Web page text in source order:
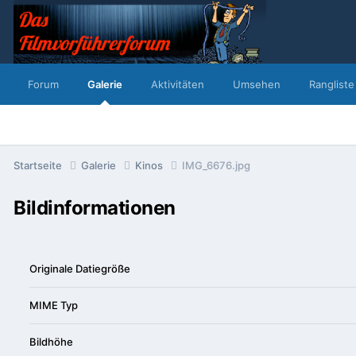
Forum Galerie Aktivitäten Umsehen Rangliste
Startseite Galerie Kinos IMG_6676.jpg
Bildinformationen
Originale Datiegröße
MIME Typ
Bildhöhe